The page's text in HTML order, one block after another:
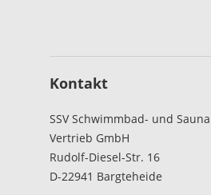
Kontakt
SSV Schwimmbad- und
Vertrieb GmbH
Rudolf-Diesel-Str. 16
D-22941 Bargteheide